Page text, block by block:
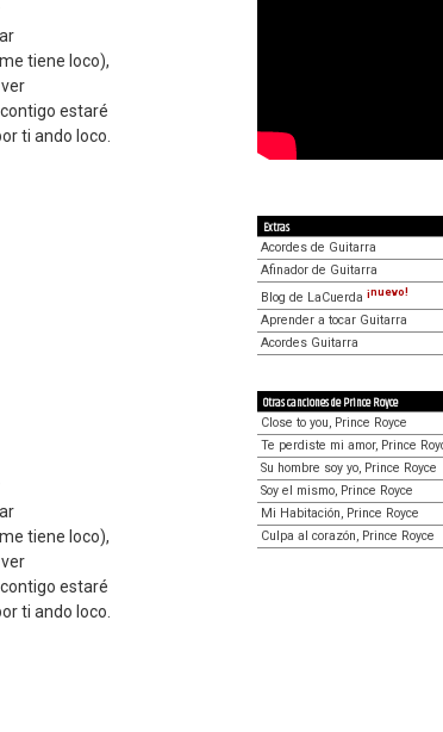
tiene loco),
estaré
ti ando loco.
tiene loco),
estaré
ti ando loco.
Extras
Acordes de Guitarra
Afinador de Guitarra
Blog de LaCuerda ¡nuevo!
Aprender a tocar Guitarra
Acordes Guitarra
Otras canciones de Prince Royce
Close to you, Prince Royce
Te perdiste mi amor, Prince
Su hombre soy yo, Prince Royce
Soy el mismo, Prince Royce
Mi Habitación, Prince Royce
Culpa al corazón, Prince Royce